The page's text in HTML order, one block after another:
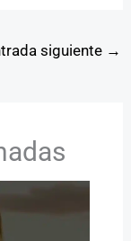
siguiente →